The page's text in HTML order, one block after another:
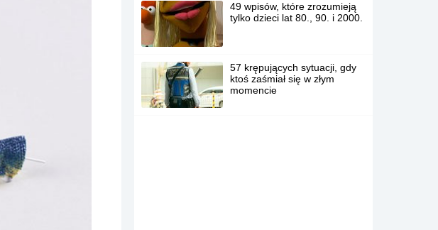
49 wpisów, które zrozumieją
tylko dzieci lat 80., 90. i 2000.
57 krępujących sytuacji, gdy
ktoś zaśmiał się w złym
momencie